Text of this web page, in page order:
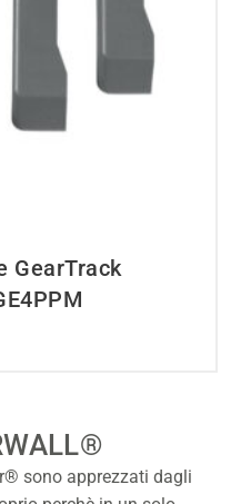
GearTrack
sono apprezzati dagli